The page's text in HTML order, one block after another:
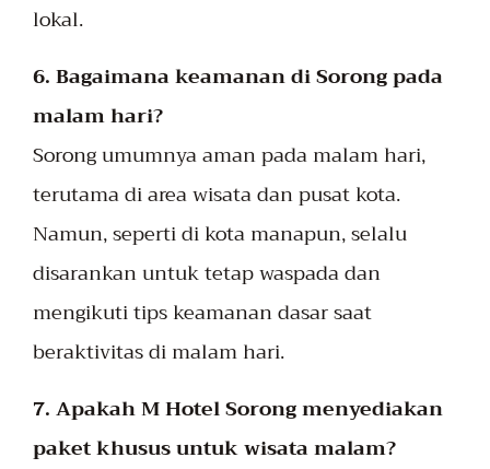
lokal.
6. Bagaimana keamanan di Sorong pada
malam hari?
Sorong umumnya aman pada malam hari,
terutama di area wisata dan pusat kota.
Namun, seperti di kota manapun, selalu
disarankan untuk tetap waspada dan
mengikuti tips keamanan dasar saat
beraktivitas di malam hari.
7. Apakah M Hotel Sorong menyediakan
paket khusus untuk wisata malam?